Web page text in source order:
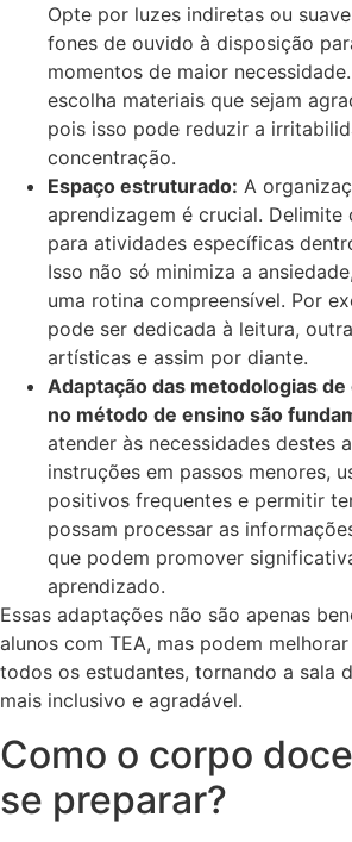
Opte por luzes indiretas ou
fones de ouvido à disposição
momentos de maior
escolha materiais que sejam
pois isso pode reduzir a
concentração.
Espaço estruturado: A
aprendizagem é crucial. Delimite
para atividades específicas
Isso não só minimiza a
uma rotina compreensível. Por
pode ser dedicada à leitura,
artísticas e assim por diante.
Adaptação das metodologias de
no método de ensino são
atender às necessidades destes
instruções em passos menores,
positivos frequentes e permitir
possam processar as
que podem promover
aprendizado.
Essas adaptações não são apenas
alunos com TEA, mas podem
todos os estudantes, tornando a sala
mais inclusivo e agradável.
Como o corpo
se preparar?